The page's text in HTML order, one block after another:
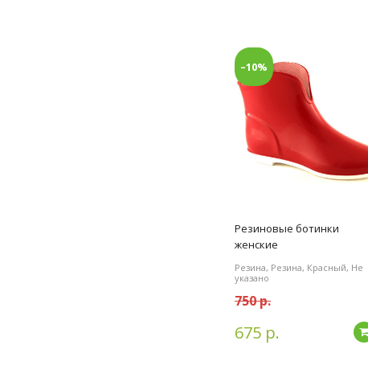
–10%
Резиновые ботинки
женские
Резина, Резина, Красный, Не
указано
750 р.
675 р.